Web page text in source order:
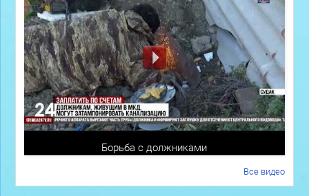
Борьба с должниками
Все видео